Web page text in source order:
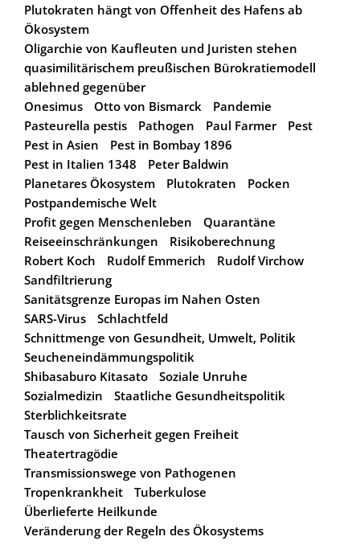
Plutokraten hängt von Offenheit des Hafens ab
Ökosystem
Oligarchie von Kaufleuten und Juristen stehen
quasimilitärischem preußischen Bürokratiemodell
ablehned gegenüber
Onesimus
Otto von Bismarck
Pandemie
Pasteurella pestis
Pathogen Paul Farmer
Pest
Pest in Asien
Pest in Bombay 1896
Pest in Italien 1348
Peter Baldwin
Planetares Ökosystem
Plutokraten
Pocken
Postpandemische Welt
Profit gegen Menschenleben
Quarantäne
Reiseeinschränkungen
Risikoberechnung
Robert Koch
Rudolf Emmerich
Rudolf Virchow
Sandfiltrierung
Sanitätsgrenze Europas im Nahen Osten
SARS-Virus
Schlachtfeld
Schnittmenge von Gesundheit, Umwelt, Politik
Seucheneindämmungspolitik
Shibasaburo Kitasato
Soziale Unruhe
Sozialmedizin
Staatliche Gesundheitspolitik
Sterblichkeitsrate
Tausch von Sicherheit gegen Freiheit
Theatertragödie
Transmissionswege von Pathogenen
Tropenkrankheit
Tuberkulose
Überlieferte Heilkunde
Veränderung der Regeln des Ökosystems